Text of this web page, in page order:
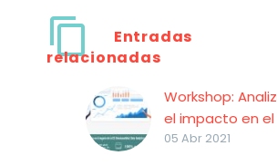
Entradas
relacionadas
Workshop:
el impacto en el
negocio de la
05 Abr 2021